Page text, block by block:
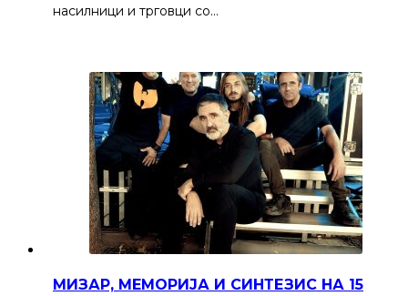
насилници и трговци со…
МИЗАР, МЕМОРИЈА И СИНТЕЗИС НА 15